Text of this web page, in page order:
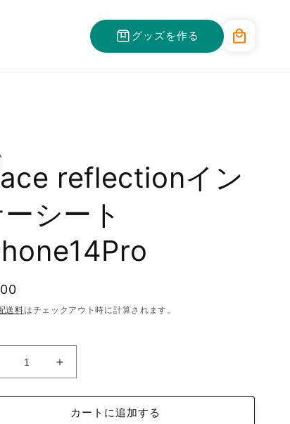
グッズを作る
ー
reflectionイン
シート
送料はチェックアウト時に計算されます。
iFace
reflection
イ
ンカートに追加する